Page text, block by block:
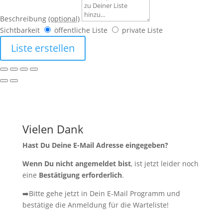
Beschreibung (optional)
Sichtbarkeit
öffentliche Liste private Liste
Liste erstellen
Vielen Dank
Hast Du Deine E-Mail Adresse eingegeben?
Wenn Du nicht angemeldet bist, ist jetzt leider noch
eine Bestätigung erforderlich.
➡️Bitte gehe jetzt in Dein E-Mail Programm und
bestätige die Anmeldung für die Warteliste!